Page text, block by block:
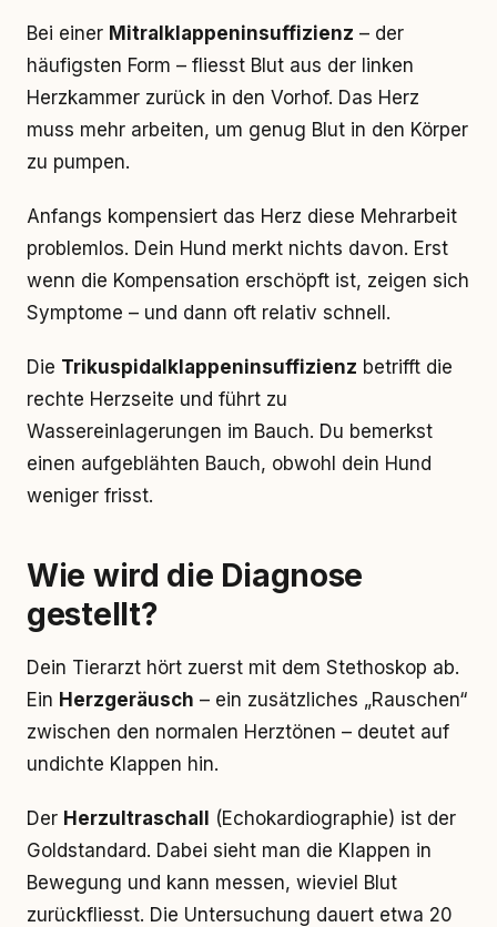
Bei einer Mitralklappeninsuffizienz – der
häufigsten Form – fliesst Blut aus der linken
Herzkammer zurück in den Vorhof. Das Herz
muss mehr arbeiten, um genug Blut in den Körper
zu pumpen.
Anfangs kompensiert das Herz diese Mehrarbeit
problemlos. Dein Hund merkt nichts davon. Erst
wenn die Kompensation erschöpft ist, zeigen sich
Symptome – und dann oft relativ schnell.
Die Trikuspidalklappeninsuffizienz betrifft die
rechte Herzseite und führt zu
Wassereinlagerungen im Bauch. Du bemerkst
einen aufgeblähten Bauch, obwohl dein Hund
weniger frisst.
Wie wird die Diagnose
gestellt?
Dein Tierarzt hört zuerst mit dem Stethoskop ab.
Ein Herzgeräusch – ein zusätzliches „Rauschen“
zwischen den normalen Herztönen – deutet auf
undichte Klappen hin.
Der Herzultraschall
(Echokardiographie) ist der
Goldstandard. Dabei sieht man die Klappen in
Bewegung und kann messen, wieviel Blut
zurückfliesst. Die Untersuchung dauert etwa 20